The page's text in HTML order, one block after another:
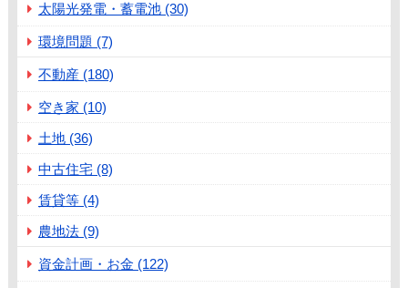
太陽光発電・蓄電池 (30)
環境問題 (7)
不動産 (180)
空き家 (10)
土地 (36)
中古住宅 (8)
賃貸等 (4)
農地法 (9)
資金計画・お金 (122)